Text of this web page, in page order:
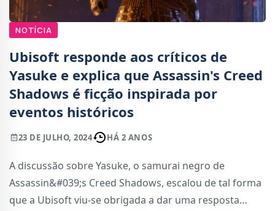
NOTÍCIA
Ubisoft responde aos críticos de
Yasuke e explica que Assassin's Creed
Shadows é ficção inspirada por
eventos históricos
23 DE JULHO, 2024 HÁ 2 ANOS
A discussão sobre Yasuke, o samurai negro de
Assassin&#039;s Creed Shadows, escalou de tal forma
que a Ubisoft viu-se obrigada a dar uma resposta